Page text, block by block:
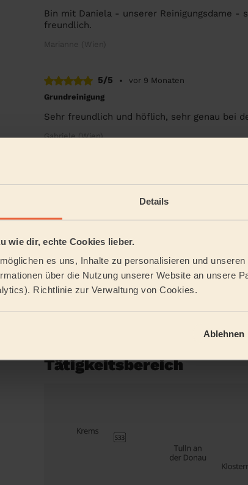
Details
wie dir, echte Cookies lieber.
es uns, Inhalte zu personalisieren und
über die Nutzung unserer Website an unsere
Richtlinie zur Verwaltung von Cookies.
Ablehnen
Bin mit Daniela - unserer Reinigungsdame -
freundlich.
Marianne (Wien)
5/5 •
vor 9 Monaten
Grundreinigung
Sehr freundlich und höflich, sehr genau bei
Gabriele (Wien)
Dienstleistungen
Reinigung
regelmäßig
Reinigung der
Tätigkeitsbereich